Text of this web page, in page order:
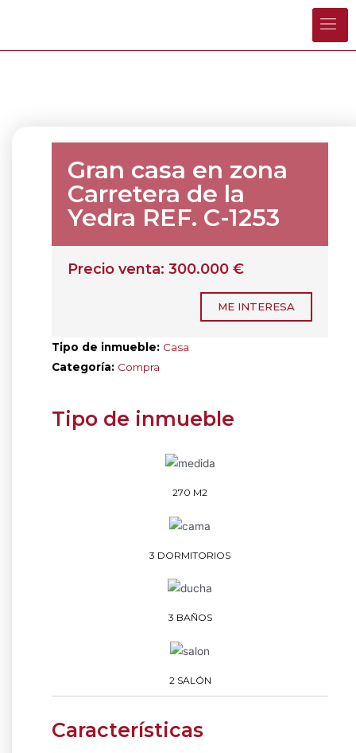
Gran casa en zona
Carretera de la
Yedra REF. C-1253
Precio venta: 300.000 €
ME INTERESA
Tipo de inmueble: Casa
Categoría: Compra
Tipo de inmueble
270 M2
3 DORMITORIOS
3 BAÑOS
2 SALÓN
Características